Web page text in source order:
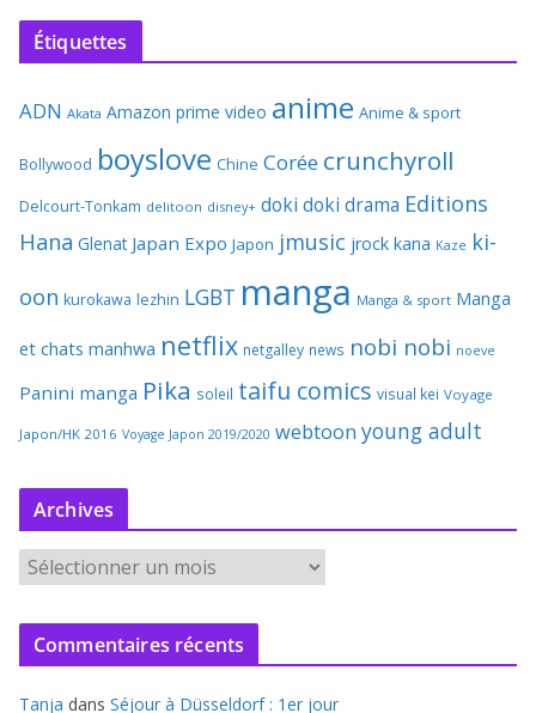
Étiquettes
ADN Akata Amazon prime video anime Anime & sport
Bollywood boyslove Chine Corée crunchyroll
Delcourt-Tonkam delitoon disney+ doki doki drama Editions
Hana Glenat Japan Expo Japon jmusic jrock kana Kaze ki-
oon kurokawa lezhin LGBT manga Manga & sport Manga
et chats manhwa netflix netgalley news nobi nobi noeve
Panini manga Pika soleil taifu comics visual kei Voyage
Japon/HK 2016 Voyage Japon 2019/2020 webtoon young adult
Archives
r
c
Commentaires récents
Tanja dans Séjour à Düsseldorf : 1er jour